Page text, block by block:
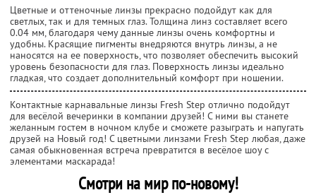
Цветные и оттеночные линзы прекрасно подойдут как для
светлых, так и для темных глаз. Толщина линз составляет всего
0.04 мм, благодаря чему данные линзы очень комфортны и
удобны. Красящие пигменты внедряются внутрь линзы, а не
наносятся на ее поверхность, что позволяет обеспечить высокий
уровень безопасности для глаз. Поверхность линзы идеально
гладкая, что создает дополнительный комфорт при ношении.
Контактные карнавальные линзы Fresh Step отлично подойдут
для весёлой вечеринки в компании друзей! С ними вы станете
желанным гостем в ночном клубе и сможете разыграть и напугать
друзей на Новый год! С цветными линзами Fresh Step любая, даже
самая обыкновенная встреча превратится в весёлое шоу с
элементами маскарада!
Смотри на мир по-новому!